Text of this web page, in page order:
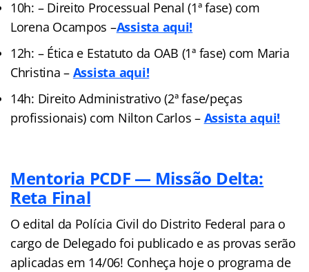
10h: – Direito Processual Penal (1ª fase) com
Lorena Ocampos –Assista aqui!
12h: – Ética e Estatuto da OAB (1ª fase) com Maria
Christina – Assista aqui!
14h: Direito Administrativo (2ª fase/peças
profissionais) com Nilton Carlos – Assista aqui!
Mentoria PCDF — Missão Delta:
Reta Final
O edital da Polícia Civil do Distrito Federal para o
cargo de Delegado foi publicado e as provas serão
aplicadas em 14/06! Conheça hoje o programa de